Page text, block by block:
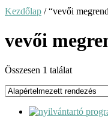
Kezdőlap / “vevői
vevői
Összesen 1 találat